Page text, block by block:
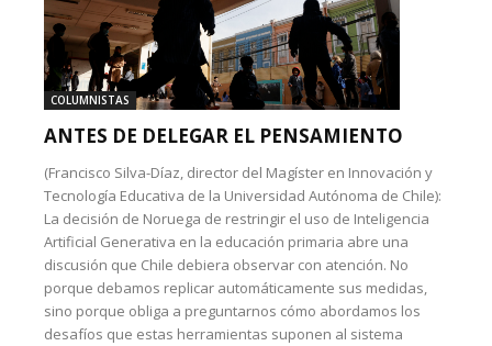
COLUMNISTAS
ANTES DE DELEGAR EL PENSAMIENTO
(Francisco Silva-Díaz, director del Magíster en Innovación y
Tecnología Educativa de la Universidad Autónoma de Chile):
La decisión de Noruega de restringir el uso de Inteligencia
Artificial Generativa en la educación primaria abre una
discusión que Chile debiera observar con atención. No
porque debamos replicar automáticamente sus medidas,
sino porque obliga a preguntarnos cómo abordamos los
desafíos que estas herramientas suponen al sistema